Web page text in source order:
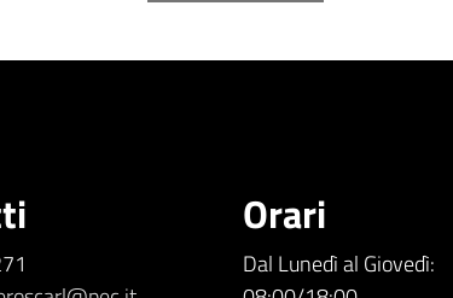
Orari
Dal Lunedì al Giovedì: